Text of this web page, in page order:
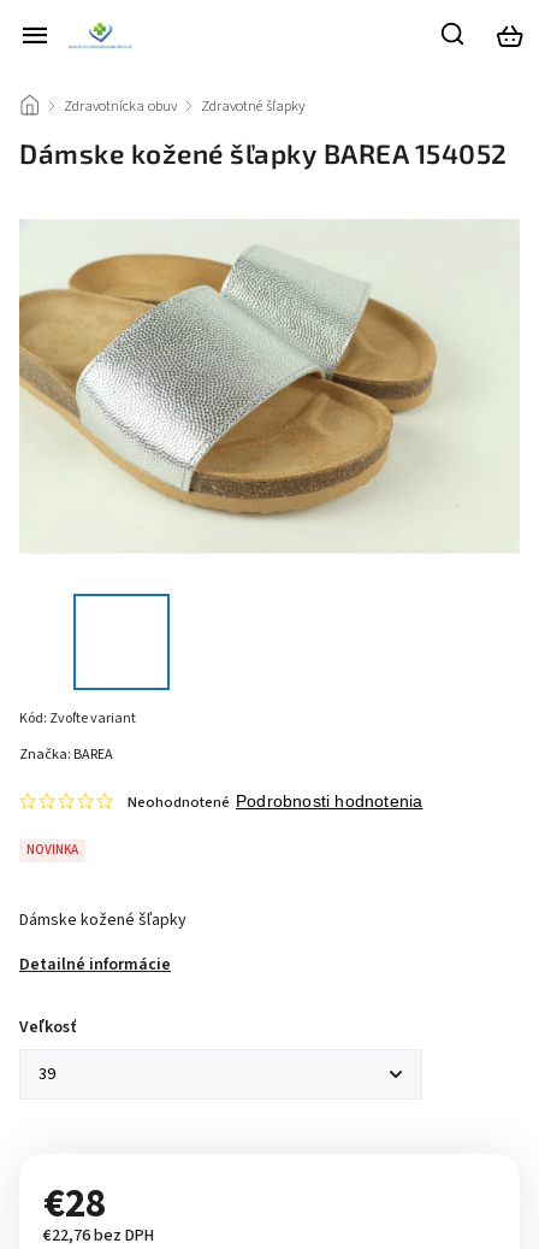
/ Zdravotnícka obuv / Zdravotné šľapky
Dámske kožené šľapky BAREA 154052
Kód: Zvoľte variant
NOVINKA
Neohodnotené Podrobnosti hodnotenia
Dámske kožené šľapky
Detailné informácie
Značka: BAREA
Veľkosť
€28
€22,76 bez DPH